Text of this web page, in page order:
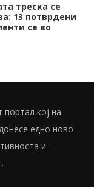
треска се
13 потврдени
се во
кој на
едно ново
и